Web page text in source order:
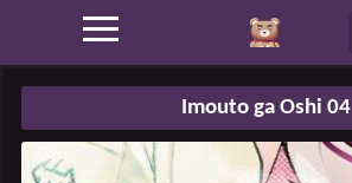
Imouto ga Oshi 04